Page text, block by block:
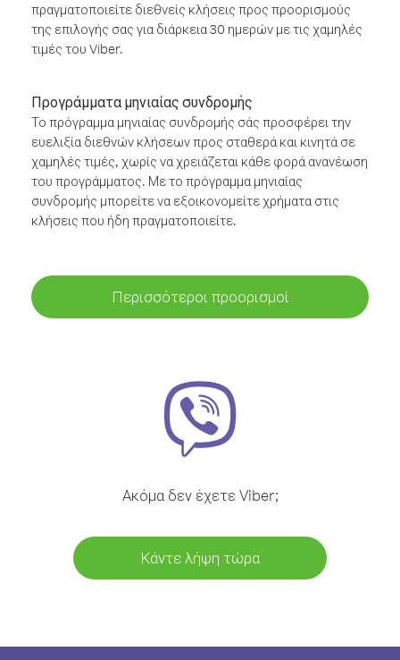
πραγματοποιείτε διεθνείς κλήσεις προς προορισμούς
της επιλογής σας για διάρκεια 30 ημερών με τις χαμηλές
τιμές του Viber.
Προγράμματα μηνιαίας συνδρομής
Το πρόγραμμα μηνιαίας συνδρομής σάς προσφέρει την
ευελιξία διεθνών κλήσεων προς σταθερά και κινητά σε
χαμηλές τιμές, χωρίς να χρειάζεται κάθε φορά ανανέωση
του προγράμματος. Με το πρόγραμμα μηνιαίας
συνδρομής μπορείτε να εξοικονομείτε χρήματα στις
κλήσεις που ήδη πραγματοποιείτε.
Περισσότεροι προορισμοί
Ακόμα δεν έχετε Viber;
Κάντε λήψη τώρα